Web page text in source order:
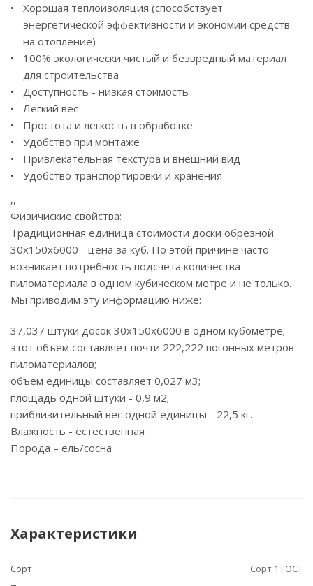
Хорошая теплоизоляция (способствует
энергетической эффективности и экономии средств
на отопление)
100% экологически чистый и безвредный материал
для строительства
Доступность - низкая стоимость
Легкий вес
Простота и легкость в обработке
Удобство при монтаже
Привлекательная текстура и внешний вид
Удобство транспортировки и хранения
,,
Физичиские свойства:
Традиционная единица стоимости доски обрезной
30х150х6000 - цена за куб. По этой причине часто
возникает потребность подсчета количества
пиломатериала в одном кубическом метре и не только.
Мы приводим эту информацию ниже:
37,037 штуки досок 30х150х6000 в одном кубометре;
этот объем составляет почти 222,222 погонных метров
пиломатериалов;
объем единицы составляет 0,027 м3;
площадь одной штуки - 0,9 м2;
приблизительный вес одной единицы - 22,5 кг.
Влажность - естественная
Порода – ель/сосна
Характеристики
Сорт
Сорт 1 ГОСТ